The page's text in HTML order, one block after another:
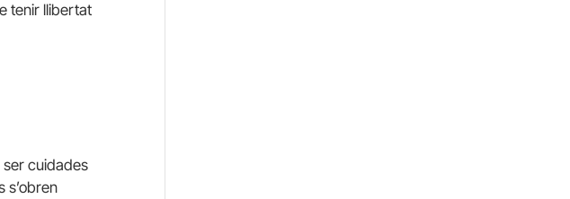
tenir llibertat
ser cuidades
s’obren